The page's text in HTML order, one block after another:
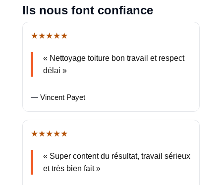
Ils nous font confiance
★★★★★
« Nettoyage toiture bon travail et respect
délai »
— Vincent Payet
★★★★★
« Super content du résultat, travail sérieux
et très bien fait »